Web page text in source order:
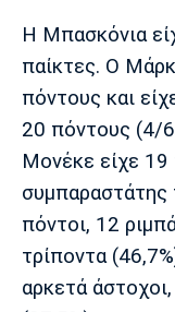
Παρασκήνιο
Μάντσεστερ
Γιουνάιτεντ
Λίβερπουλ
Η Μπασκόνια
παίκτες. Ο
πόντους και
20 πόντους (4/
Μονέκε είχε 19
συμπαραστάτης
πόντοι, 12
τρίποντα
αρκετά